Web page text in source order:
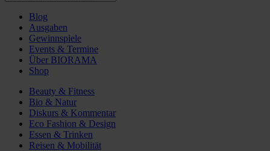
Blog
Ausgaben
Gewinnspiele
Events & Termine
Über BIORAMA
Shop
Beauty & Fitness
Bio & Natur
Diskurs & Kommentar
Eco Fashion & Design
Essen & Trinken
Reisen & Mobilität